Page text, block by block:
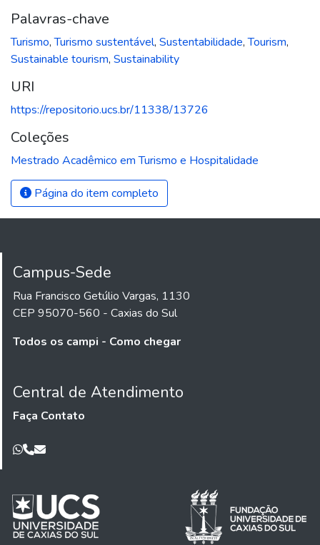
Palavras-chave
Turismo,Turismo sustentável, Sustentabilidade,Tourism,
Sustainable tourism, Sustainability
URI
https://repositorio.ucs.br/11338/13726
Coleções
Mestrado Acadêmico em Turismo e Hospitalidade
Página do item completo
Campus-Sede
Rua Francisco Getúlio Vargas, 1130
CEP 95070-560 - Caxias do Sul
Todos os campi - Como chegar
Central de Atendimento
Faça Contato